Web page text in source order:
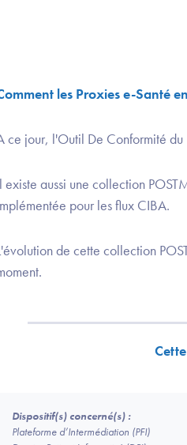
les Proxies e-Santé
ce jour, l'Outil De Conformité du
existe aussi une collection
pour les flux CIBA.
de cette collection
Dispositif(s) concerné(s) :
Plateforme d’Intermédiation (PFI)